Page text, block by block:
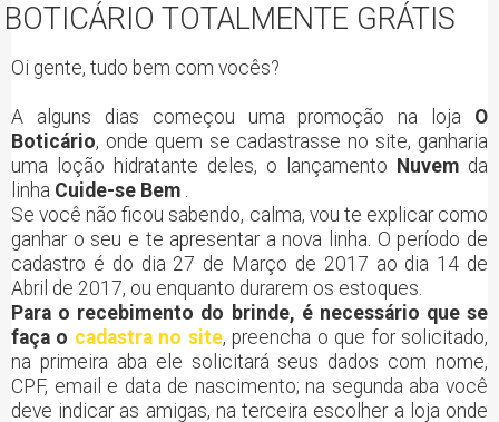
BOTICÁRIO TOTALMENTE GRÁTIS
Oi gente, tudo bem com vocês?
A alguns dias começou uma promoção na loja O
Boticário, onde quem se cadastrasse no site, ganharia
uma loção hidratante deles, o lançamento Nuvem da
linha Cuide-se Bem
Se você não ficou sabendo, calma, vou te explicar como
ganhar o seu e te apresentar a nova linha. O período de
cadastro é do dia 27 de Março de 2017 ao dia 14 de
Abril de 2017, ou enquanto durarem os estoques.
Para o recebimento do brinde, é necessário que se
faça o cadastra no site, preencha o que for solicitado,
na primeira aba ele solicitará seus dados com nome,
CPF, email e data de nascimento; na segunda aba você
deve indicar as amigas, na terceira escolher a loja onde